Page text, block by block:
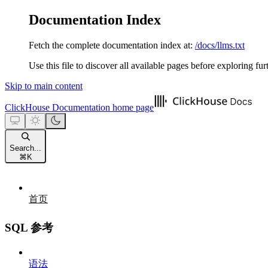
Documentation Index
Fetch the complete documentation index at: /docs/llms.txt
Use this file to discover all available pages before exploring
Skip to main content
ClickHouse Documentation home page
Search...
⌘ K
首页
SQL 参考
语法